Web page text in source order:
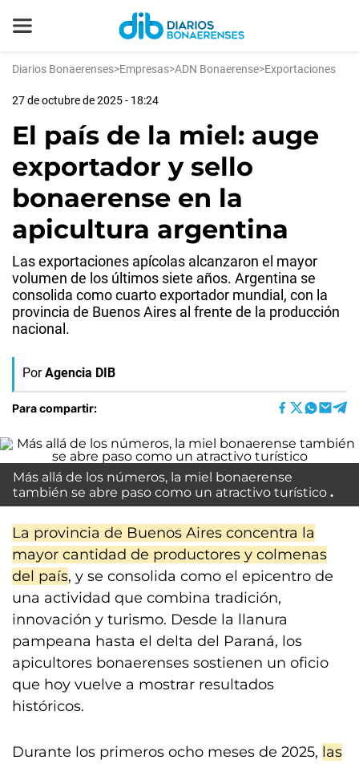
Diarios Bonaerenses>Empresas>ADN Bonaerense>Exportaciones
27 de octubre de 2025 - 18:24
El país de la miel: auge
exportador y sello
bonaerense en la
apicultura argentina
Las exportaciones apícolas alcanzaron el mayor
volumen de los últimos siete años. Argentina se
consolida como cuarto exportador mundial, con la
provincia de Buenos Aires al frente de la producción
nacional.
Por Agencia DIB
Para compartir:
Más allá de los números, la miel bonaerense
también se abre paso como un atractivo turístico
La provincia de Buenos Aires concentra la
mayor cantidad de productores y colmenas
del país, y se consolida como el epicentro de
una actividad que combina tradición,
innovación y turismo. Desde la llanura
pampeana hasta el delta del Paraná, los
apicultores bonaerenses sostienen un oficio
que hoy vuelve a mostrar resultados
históricos.
Durante los primeros ocho meses de 2025, las